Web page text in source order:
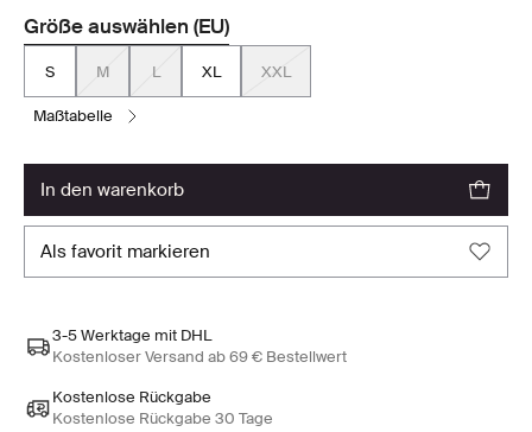
Größe auswählen (EU)
S M L XL XXL
maßtabelle
in den warenkorb
als favorit markieren
3-5 Werktage mit DHL
Kostenloser Versand ab 69 € Bestellwert
Kostenlose Rückgabe
Kostenlose Rückgabe 30 Tage